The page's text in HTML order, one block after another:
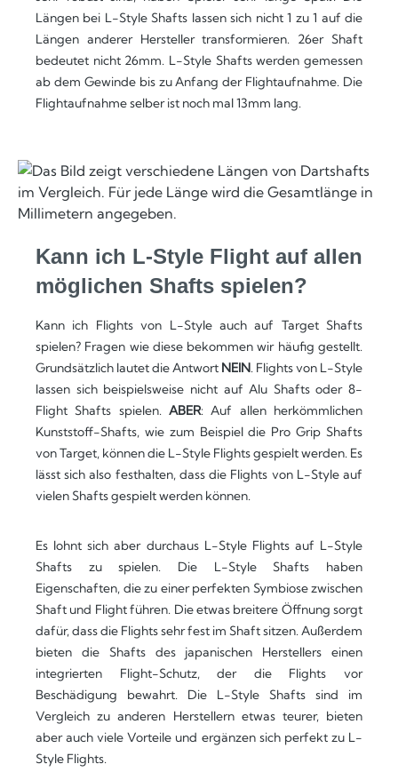
Längen bei L-Style Shafts lassen sich nicht 1 zu 1 auf die
Längen anderer Hersteller transformieren. 26er Shaft
bedeutet nicht 26mm. L-Style Shafts werden gemessen
ab dem Gewinde bis zu Anfang der Flightaufnahme. Die
Flightaufnahme selber ist noch mal 13mm lang.
Kann ich L-Style Flight auf allen
möglichen Shafts spielen?
Kann ich Flights von L-Style auch auf Target Shafts
spielen? Fragen wie diese bekommen wir häufig gestellt.
Grundsätzlich lautet die Antwort NEIN. Flights von L-Style
lassen sich beispielsweise nicht auf Alu Shafts oder 8-
Flight Shafts spielen. ABER: Auf allen herkömmlichen
Kunststoff-Shafts, wie zum Beispiel die Pro Grip Shafts
von Target, können die L-Style Flights gespielt werden. Es
lässt sich also festhalten, dass die Flights von L-Style auf
vielen Shafts gespielt werden können.
Es lohnt sich aber durchaus L-Style Flights auf L-Style
Shafts zu spielen. Die L-Style Shafts haben
Eigenschaften, die zu einer perfekten Symbiose zwischen
Shaft und Flight führen. Die etwas breitere Öffnung sorgt
dafür, dass die Flights sehr fest im Shaft sitzen. Außerdem
bieten die Shafts des japanischen Herstellers einen
integrierten Flight-Schutz, der die Flights vor
Beschädigung bewahrt. Die L-Style Shafts sind im
Vergleich zu anderen Herstellern etwas teurer, bieten
aber auch viele Vorteile und ergänzen sich perfekt zu L-
Style Flights.